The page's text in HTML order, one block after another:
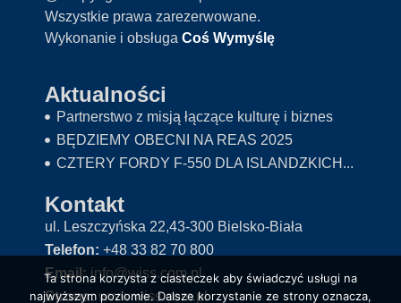
Wszystkie prawa zarezerwowane.
Wykonanie i obsługa Coś Wymyślę
Aktualności
Partnerstwo z misją łączące kulturę i biznes
BĘDZIEMY OBECNI NA REAS 2025
CZTERY FORDY F-550 DLA ISLANDZKICH...
Kontakt
ul. Leszczyńska 22,43-300 Bielsko-Biała
Telefon: +48 33 82 70 800
Email:info@wiss.com.pl
Strona:www.wiss.com.pl
Ta strona korzysta z ciasteczek aby świadczyć usługi na
najwyższym poziomie. Dalsze korzystanie ze strony oznacza,